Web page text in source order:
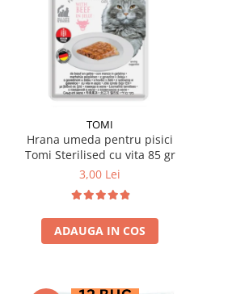
TOMI
Hrana umeda pentru pisici
Tomi Sterilised cu vita 85 gr
3,00 Lei
ADAUGA IN COS